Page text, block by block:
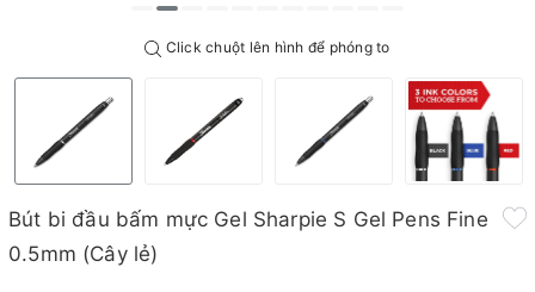
Click chuột lên hình để phóng to
Bút bi đầu bấm mực Gel Sharpie S Gel Pens Fine
0.5mm (Cây lẻ)